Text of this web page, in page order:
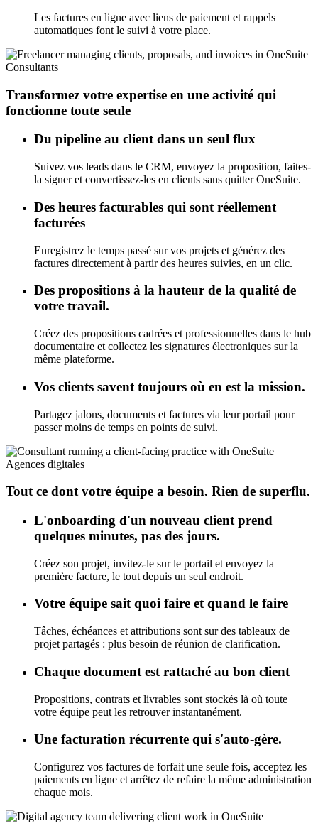
Les factures en ligne avec liens de paiement et rappels
automatiques font le suivi à votre place.
Consultants
Transformez votre expertise en une activité qui
fonctionne toute seule
Du pipeline au client dans un seul flux
Suivez vos leads dans le CRM, envoyez la proposition, faites-
la signer et convertissez-les en clients sans quitter OneSuite.
Des heures facturables qui sont réellement
facturées
Enregistrez le temps passé sur vos projets et générez des
factures directement à partir des heures suivies, en un clic.
Des propositions à la hauteur de la qualité de
votre travail.
Créez des propositions cadrées et professionnelles dans le hub
documentaire et collectez les signatures électroniques sur la
même plateforme.
Vos clients savent toujours où en est la mission.
Partagez jalons, documents et factures via leur portail pour
passer moins de temps en points de suivi.
Agences digitales
Tout ce dont votre équipe a besoin. Rien de superflu.
L'onboarding d'un nouveau client prend
quelques minutes, pas des jours.
Créez son projet, invitez-le sur le portail et envoyez la
première facture, le tout depuis un seul endroit.
Votre équipe sait quoi faire et quand le faire
Tâches, échéances et attributions sont sur des tableaux de
projet partagés : plus besoin de réunion de clarification.
Chaque document est rattaché au bon client
Propositions, contrats et livrables sont stockés là où toute
votre équipe peut les retrouver instantanément.
Une facturation récurrente qui s'auto-gère.
Configurez vos factures de forfait une seule fois, acceptez les
paiements en ligne et arrêtez de refaire la même administration
chaque mois.